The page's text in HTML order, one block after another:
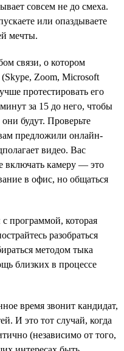
совсем не до смеха.
или опаздываете
мечты.
связи, о котором
(Skype, Zoom, Microsoft
протестировать его
за 15 до него, чтобы
будут. Проверьте
предложили онлайн-
видео. Вас
включать камеру — это
в офис, но общаться
программой, которая
разобраться
методом тыка
близких в процессе
время звонит кандидат,
И это тот случай, когда
(независимо от того,